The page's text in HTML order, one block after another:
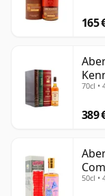
165
70cl •
389
50cl •